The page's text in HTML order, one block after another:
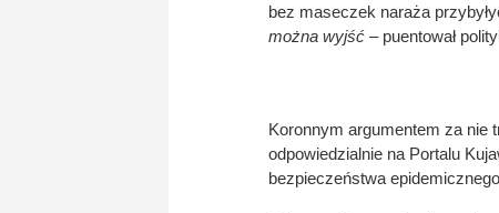
bez maseczek naraża
można wyjść –puentował
Koronnym argumentem za nie
odpowiedzialnie na Portalu
bezpieczeństwa